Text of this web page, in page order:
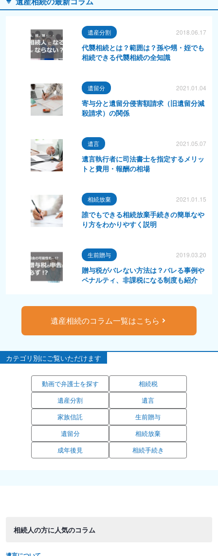
遺産分割 2018.06.17
代襲相続とは？範囲は？孫や甥・姪でも
相続できる代襲相続の全知識
遺留分 2021.01.04
寄与分と遺留分侵害額請求（旧遺留分減
殺請求）の関係
遺言 2021.05.07
遺言執行者に司法書士を指定するメリッ
トと費用・報酬の相場
相続放棄 2021.01.15
誰でもできる相続放棄手続きの簡単なや
り方をわかりやすく説明
生前贈与 2019.03.20
贈与税がバレない方法は？バレる事例や
ペナルティ、非課税になる制度も紹介
遺産相続のコラム一覧はこちら
カテゴリ別にご覧いただけます
動画で弁護士を探す
相続税
遺産分割
遺言
家族信託
生前贈与
遺留分
相続放棄
成年後見
相続手続き
相続人の方に人気のコラム